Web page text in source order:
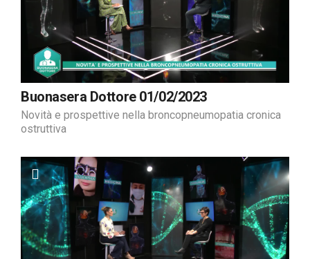
Buonasera Dottore 01/02/2023
Novità e prospettive nella broncopneumopatia cronica
ostruttiva